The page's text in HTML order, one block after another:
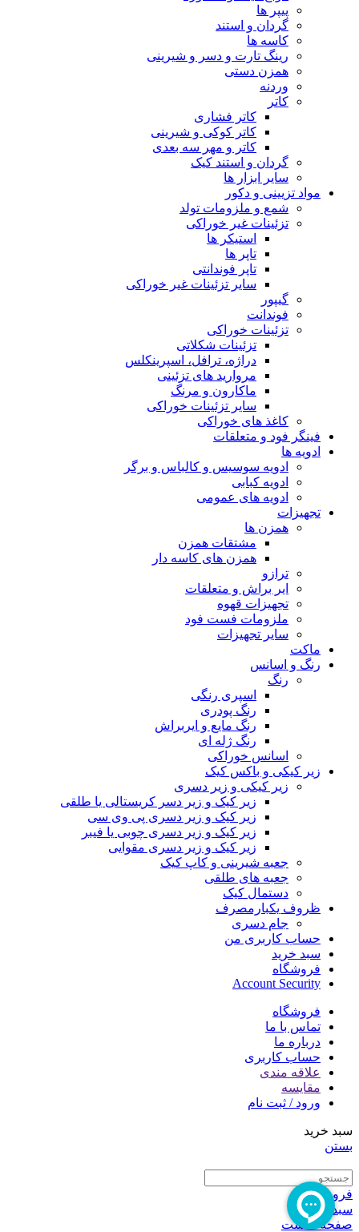
پیپر ها
گردان و استند
کاسه ها
رینگ تارت و دسر و شیرینی
همزن دستی
وردنه
کاتر
کاتر فشاری
کاتر کوکی و شیرینی
کاتر و مهر سه بعدی
گردان و استند کیک
سایر ابزار ها
مواد تزیینی و دکور
شمع و ملزومات تولد
تزئینات غیر خوراکی
استیکر ها
تاپر ها
تاپر فوندانتی
سایر تزئینات غیر خوراکی
گیپور
فوندانت
تزئینات خوراکی
تزئینات شکلاتی
دراژه، ترافل، اسپرینکلس
مروارید های تزئینی
ماکارون و مرنگ
سایر تزئینات خوراکی
کاغذ های خوراکی
فینگر فود و متعلقات
ادویه ها
ادویه سوسیس و کالباس و برگر
ادویه کبابی
ادویه های عمومی
تجهیزات
همزن ها
مشتقات همزن
همزن های کاسه دار
ترازو
ایر براش و متعلقات
تجهیزات قهوه
ملزومات فست فود
سایر تجهیزات
ماکت
رنگ و اسانس
رنگ
اسپری رنگی
رنگ پودری
رنگ مایع و ایربراش
رنگ ژله ای
اسانس خوراکی
زیر کیکی و باکس کیک
زیر کیکی و زیر دسری
زیر کیک و زیر دسر کریستالی یا طلقی
زیر کیک و زیر دسری پی وی سی
زیر کیک و زیر دسری چوبی یا فیبر
زیر کیک و زیر دسری مقوایی
جعبه شیرینی و کاپ کیک
جعبه های طلقی
دستمال کیک
ظروف یکبارمصرف
جام دسری
حساب کاربری من
سبد خرید
فروشگاه
Account Security
فروشگاه
تماس با ما
درباره ما
حساب کاربری
علاقه مندی
مقایسه
ورود / ثبت نام
سبد خرید
بستن
فروشگاه
سبدخرید
صفحه نخست